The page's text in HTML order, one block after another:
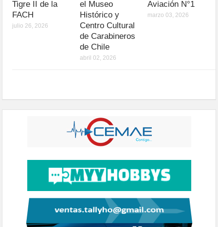
Tigre II de la
FACH
julio 26, 2026
el Museo
Histórico y
Centro Cultural
de Carabineros
de Chile
abril 02, 2026
Aviación N°1
marzo 03, 2026